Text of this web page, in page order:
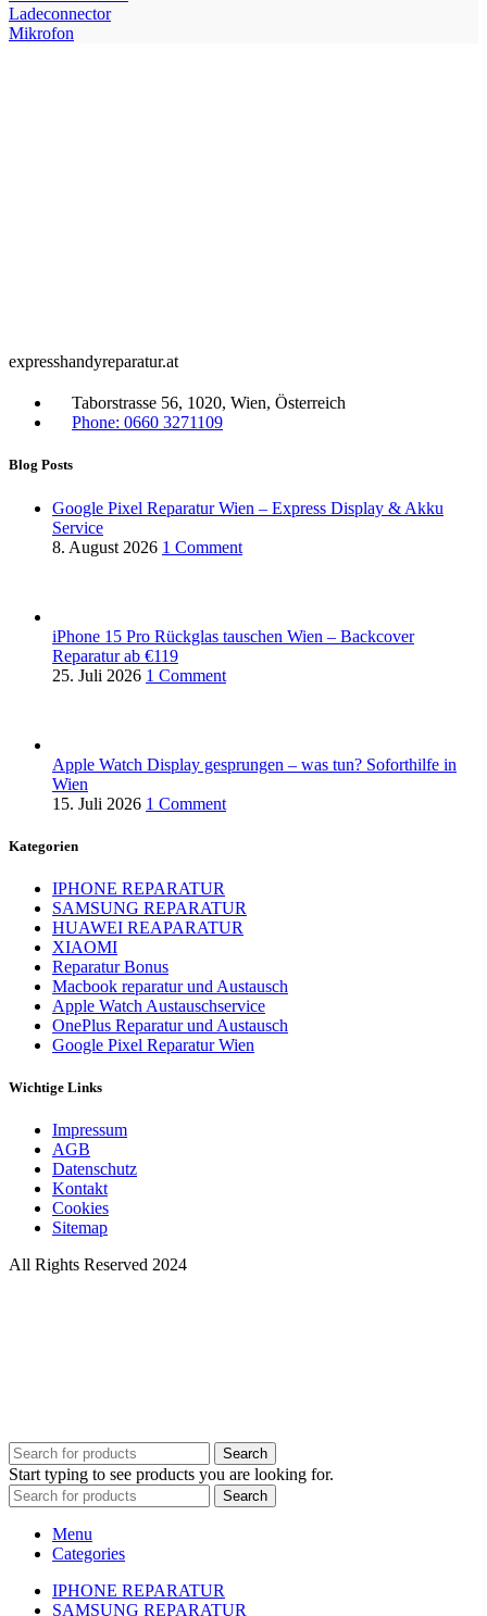
Ladeconnector
Mikrofon
expresshandyreparatur.at
Taborstrasse 56, 1020, Wien, Österreich
Phone: 0660 3271109
Blog Posts
Google Pixel Reparatur Wien – Express Display & Akku
Service
8. August 2026 1 Comment
iPhone 15 Pro Rückglas tauschen Wien – Backcover
Reparatur ab €119
25. Juli 2026 1 Comment
Apple Watch Display gesprungen – was tun? Soforthilfe in
Wien
15. Juli 2026 1 Comment
Kategorien
IPHONE REPARATUR
SAMSUNG REPARATUR
HUAWEI REAPARATUR
XIAOMI
Reparatur Bonus
Macbook reparatur und Austausch
Apple Watch Austauschservice
OnePlus Reparatur und Austausch
Google Pixel Reparatur Wien
Wichtige Links
Impressum
AGB
Datenschutz
Kontakt
Cookies
Sitemap
All Rights Reserved 2024
Search
Start typing to see products you are looking for.
Search
Menu
Categories
IPHONE REPARATUR
SAMSUNG REPARATUR